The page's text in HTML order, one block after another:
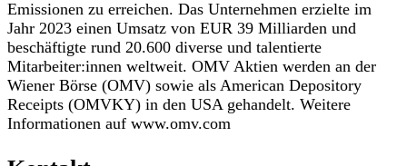
Emissionen zu erreichen. Das Unternehmen erzielte im
Jahr 2023 einen Umsatz von EUR 39 Milliarden und
beschäftigte rund 20.600 diverse und talentierte
Mitarbeiter:innen weltweit. OMV Aktien werden an der
Wiener Börse (OMV) sowie als American Depository
Receipts (OMVKY) in den USA gehandelt. Weitere
Informationen auf www.omv.com